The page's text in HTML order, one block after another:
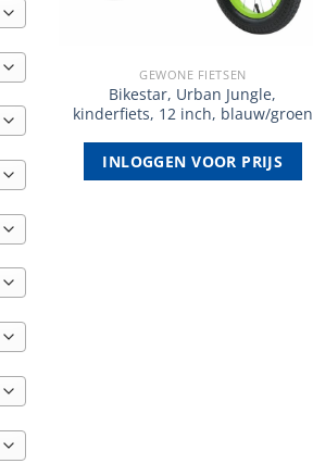
GEWONE FIETSEN
Bikestar, Urban Jungle,
kinderfiets, 12 inch, blauw/groen
INLOGGEN VOOR PRIJS